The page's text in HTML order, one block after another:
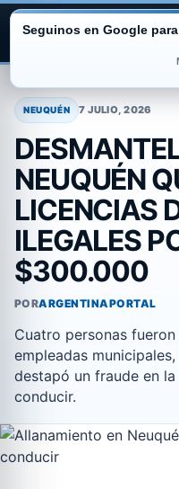
contenido
NEUQUÉN 7 JULIO, 2026
NEUQUÉN
LICENCIAS
ILEGALES
$300.000
PORARGENTINAPORTAL
Cuatro personas
empleadas
destapó un fraude en
conducir.
Seguinos en Google